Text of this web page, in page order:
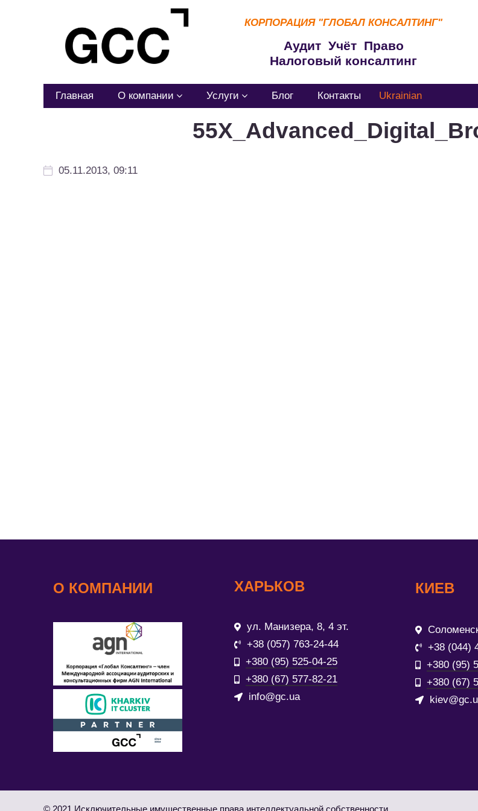
КОРПОРАЦИЯ "ГЛОБАЛ КОНСАЛТИНГ"
Аудит Учёт Право
Налоговый консалтинг
Главная О компании Услуги Блог Контакты Ukrainian
05.11.2013, 09:11
О КОМПАНИИ ХАРЬКОВ
ул. Манизера, 8, 4 эт.
+38 (057) 763-24-44
+380 (95) 525-04-25
+380 (67) 577-82-21
info@gc.ua
КИЕВ
+38 (044)
+380 (95)
+380 (67)